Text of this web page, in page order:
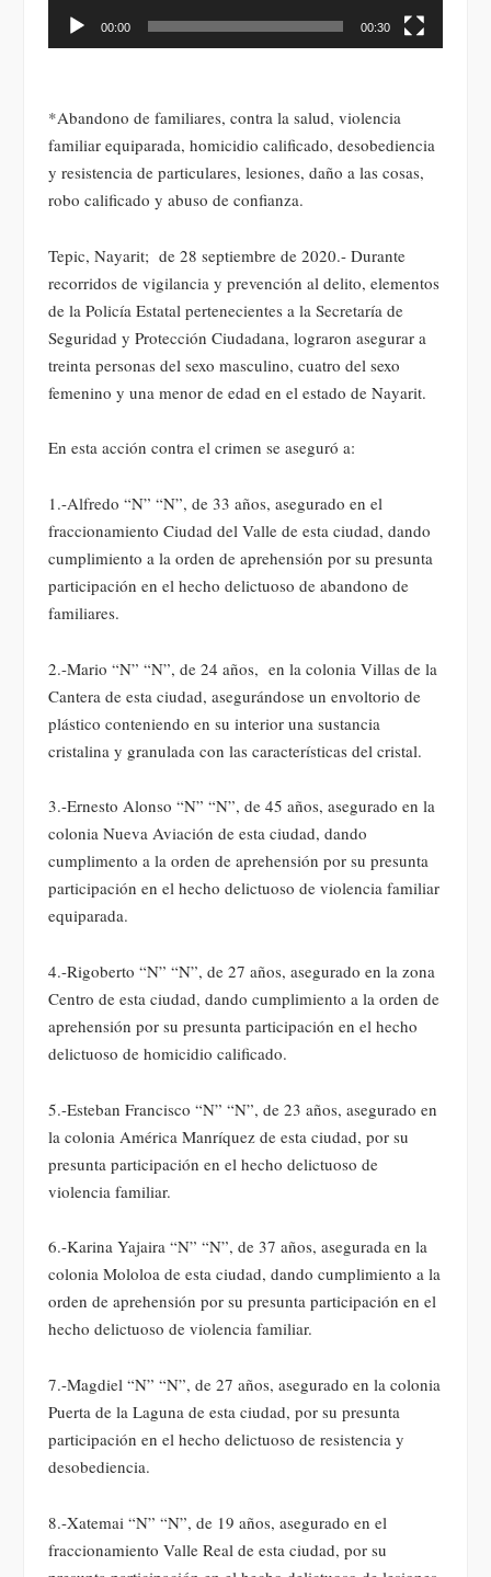
00:00 00:30
*Abandono de familiares, contra la salud, violencia
familiar equiparada, homicidio calificado, desobediencia
y resistencia de particulares, lesiones, daño a las cosas,
robo calificado y abuso de confianza.
Tepic, Nayarit; de 28 septiembre de 2020.- Durante
recorridos de vigilancia y prevención al delito, elementos
de la Policía Estatal pertenecientes a la Secretaría de
Seguridad y Protección Ciudadana, lograron asegurar a
treinta personas del sexo masculino, cuatro del sexo
femenino y una menor de edad en el estado de Nayarit.
En esta acción contra el crimen se aseguró a:
1.-Alfredo “N” “N”, de 33 años, asegurado en el
fraccionamiento Ciudad del Valle de esta ciudad, dando
cumplimiento a la orden de aprehensión por su presunta
participación en el hecho delictuoso de abandono de
familiares.
2.-Mario “N” “N”, de 24 años, en la colonia Villas de la
Cantera de esta ciudad, asegurándose un envoltorio de
plástico conteniendo en su interior una sustancia
cristalina y granulada con las características del cristal.
3.-Ernesto Alonso “N” “N”, de 45 años, asegurado en la
colonia Nueva Aviación de esta ciudad, dando
cumplimento a la orden de aprehensión por su presunta
participación en el hecho delictuoso de violencia familiar
equiparada.
4.-Rigoberto “N” “N”, de 27 años, asegurado en la zona
Centro de esta ciudad, dando cumplimiento a la orden de
aprehensión por su presunta participación en el hecho
delictuoso de homicidio calificado.
5.-Esteban Francisco “N” “N”, de 23 años, asegurado en
la colonia América Manríquez de esta ciudad, por su
presunta participación en el hecho delictuoso de
violencia familiar.
6.-Karina Yajaira “N” “N”, de 37 años, asegurada en la
colonia Mololoa de esta ciudad, dando cumplimiento a la
orden de aprehensión por su presunta participación en el
hecho delictuoso de violencia familiar.
7.-Magdiel “N” “N”, de 27 años, asegurado en la colonia
Puerta de la Laguna de esta ciudad, por su presunta
participación en el hecho delictuoso de resistencia y
desobediencia.
8.-Xatemai “N” “N”, de 19 años, asegurado en el
fraccionamiento Valle Real de esta ciudad, por su